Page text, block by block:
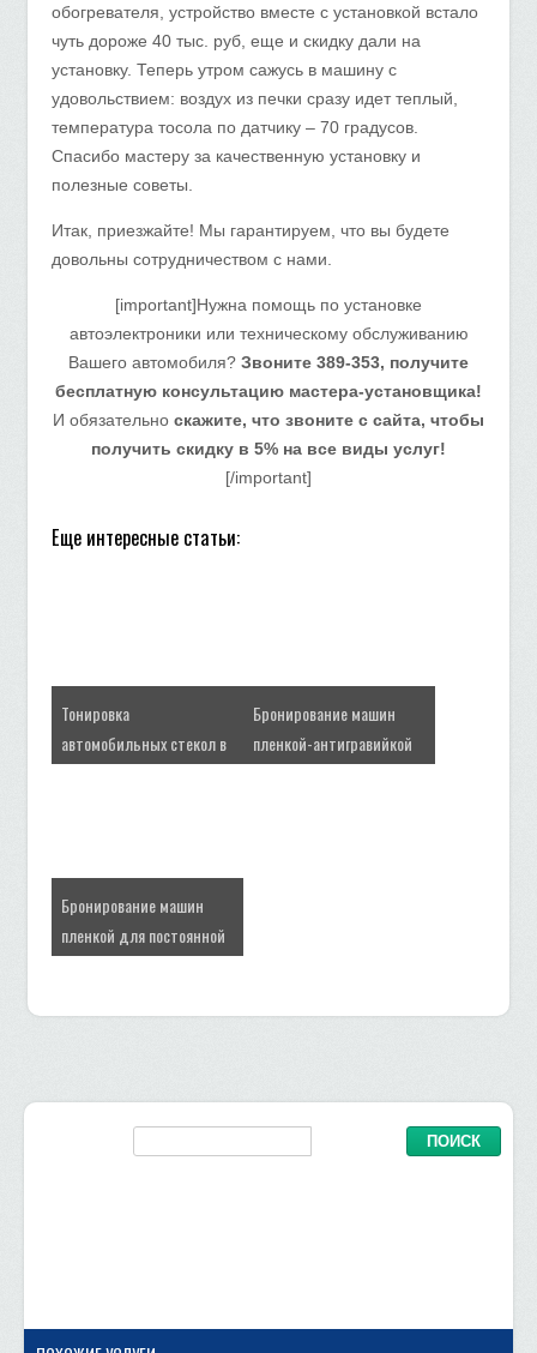
обогревателя, устройство вместе с установкой встало
чуть дороже 40 тыс. руб, еще и скидку дали на
установку. Теперь утром сажусь в машину с
удовольствием: воздух из печки сразу идет теплый,
температура тосола по датчику – 70 градусов.
Спасибо мастеру за качественную установку и
полезные советы.
Итак, приезжайте! Мы гарантируем, что вы будете
довольны сотрудничеством с нами.
[important]Нужна помощь по установке
автоэлектроники или техническому обслуживанию
Вашего автомобиля? Звоните 389-353, получите
бесплатную консультацию мастера-установщика!
И обязательно скажите, что звоните с сайта, чтобы
получить скидку в 5% на все виды услуг!
[/important]
Еще интересные статьи:
Тонировка
автомобильных стекол в
Сургуте и Сургутском
Бронирование машин
пленкой-антигравийкой
перед отпуском
Бронирование машин
пленкой для постоянной
защиты